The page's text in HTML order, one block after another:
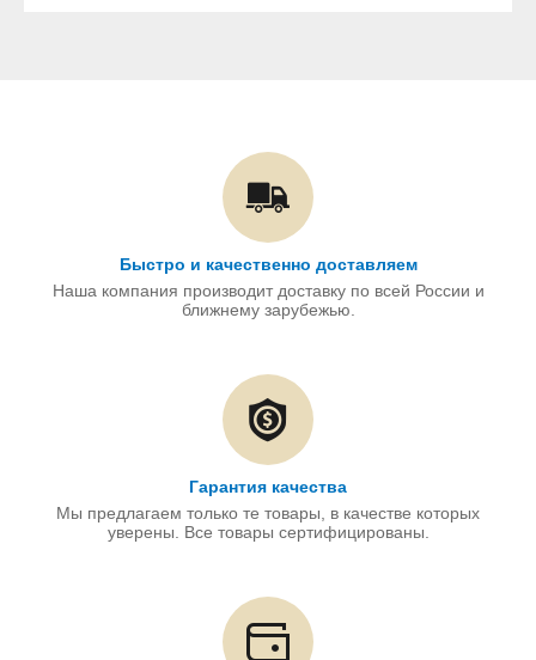
Быстро и качественно доставляем
Наша компания производит доставку по всей России и
ближнему зарубежью.
Гарантия качества
Мы предлагаем только те товары, в качестве которых
уверены. Все товары сертифицированы.